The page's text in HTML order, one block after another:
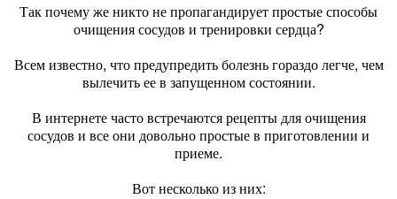
Так почему же никто не пропагандирует простые способы
очищения сосудов и тренировки сердца?
Всем известно, что предупредить болезнь гораздо легче, чем
вылечить ее в запущенном состоянии.
В интернете часто встречаются рецепты для очищения
сосудов и все они довольно простые в приготовлении и
приеме.
Вот несколько из них: